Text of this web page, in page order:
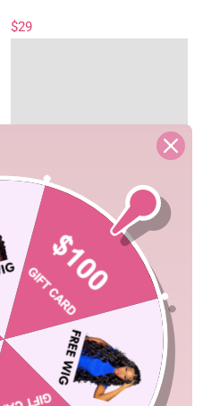
$29
Titre du produit
$29
TOUT
60%